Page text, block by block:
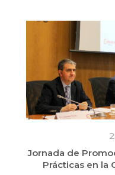
Jornada de
Prácticas en la